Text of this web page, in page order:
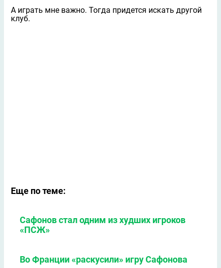
А играть мне важно. Тогда придется искать другой
клуб.
Еще по теме:
Сафонов стал одним из худших игроков
«ПСЖ»
Во Франции «раскусили» игру Сафонова